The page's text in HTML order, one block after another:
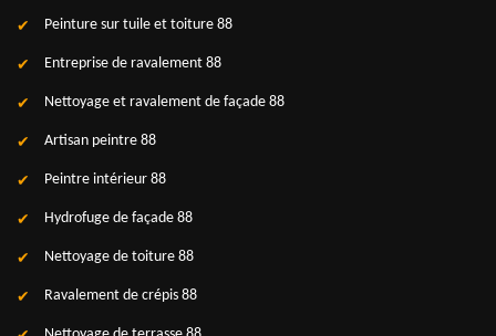
Peinture sur tuile et toiture 88
Entreprise de ravalement 88
Nettoyage et ravalement de façade 88
Artisan peintre 88
Peintre intérieur 88
Hydrofuge de façade 88
Nettoyage de toiture 88
Ravalement de crépis 88